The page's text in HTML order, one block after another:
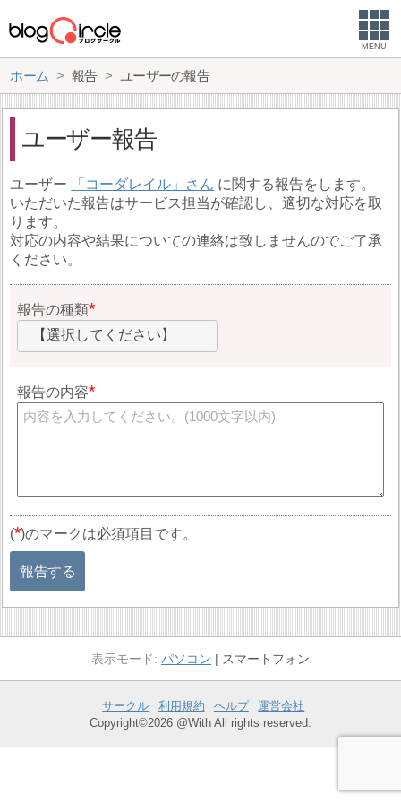
MENU
ホーム 報告 ユーザーの報告
ユーザー報告
ユーザー コーダレイル
に関する報告をします。
いただいた報告はサービス担当が確認し、適切な対応を取
ります。
対応の内容や結果についての連絡は致しませんのでご了承
ください。
報告の種類
【選択してください】
報告の内容
(*)のマークは必須項目です。
報告する
パソコン スマートフォン
サークル 利用規約 ヘルプ
運営会社
Copyright©2026 @With All rights reserved.